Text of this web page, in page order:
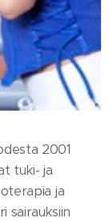
2001
tuki- ja
ja
sairauksiin